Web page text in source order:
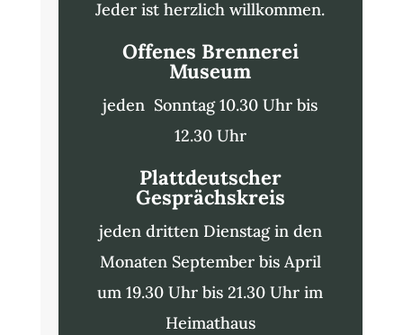
Jeder ist herzlich willkommen.
Offenes Brennerei
Museum
jeden Sonntag 10.30 Uhr bis
12.30 Uhr
Plattdeutscher
Gesprächskreis
jeden dritten Dienstag in den
Monaten September bis April
um 19.30 Uhr bis 21.30 Uhr im
Heimathaus